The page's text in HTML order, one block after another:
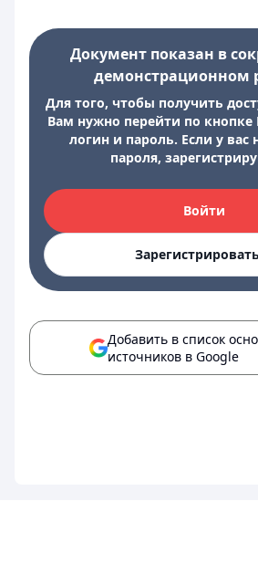
Документ показан в
демонстрационном
Для того, чтобы получить
Вам нужно перейти по кнопке
логин и пароль. Если у вас
пароля,
Войти
Добавить в список
источников в Google